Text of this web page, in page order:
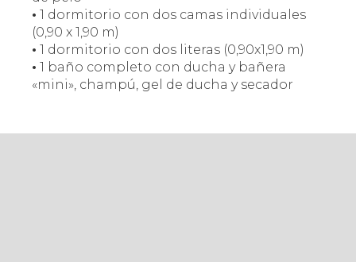
• 1 dormitorio con dos camas individuales
(0,90 x 1,90 m)
• 1 dormitorio con dos literas (0,90x1,90 m)
• 1 baño completo con ducha y bañera
«mini», champú, gel de ducha y secador